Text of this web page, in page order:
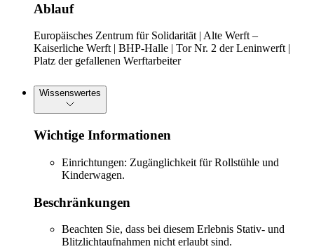
Ablauf
Europäisches Zentrum für Solidarität | Alte Werft –
Kaiserliche Werft | BHP-Halle | Tor Nr. 2 der Leninwerft |
Platz der gefallenen Werftarbeiter
Wissenswertes
Wichtige Informationen
Einrichtungen: Zugänglichkeit für Rollstühle und
Kinderwagen.
Beschränkungen
Beachten Sie, dass bei diesem Erlebnis Stativ- und
Blitzlichtaufnahmen nicht erlaubt sind.